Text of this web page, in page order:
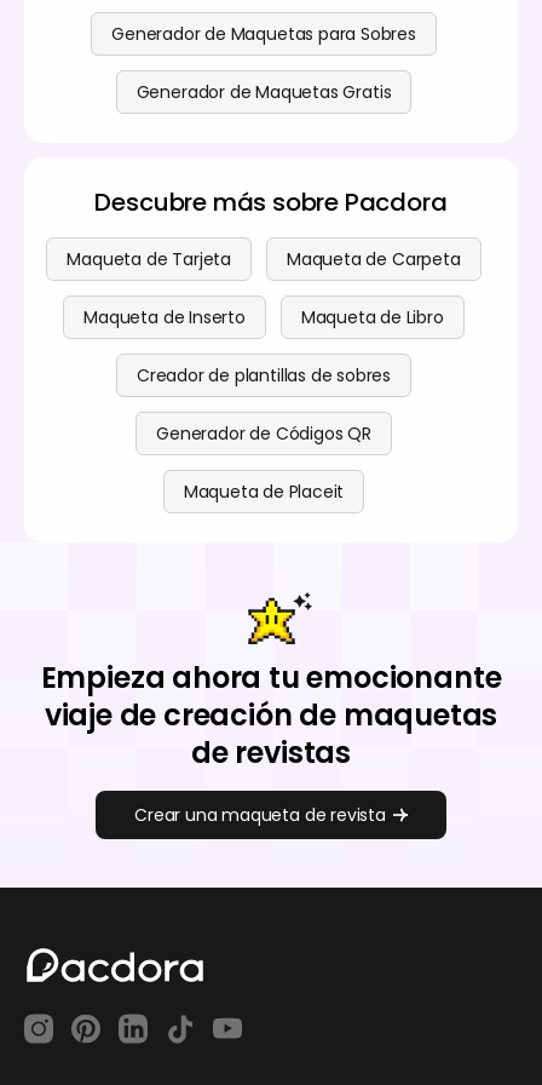
Generador de Maquetas para Sobres
Generador de Maquetas Gratis
Descubre más sobre Pacdora
Maqueta de Tarjeta Maqueta de Carpeta
Maqueta de Inserto Maqueta de Libro
Creador de plantillas de sobres
Generador de Códigos QR
Maqueta de Placeit
Empieza ahora tu emocionante
viaje de creación de maquetas
de revistas
Crear una maqueta de revista